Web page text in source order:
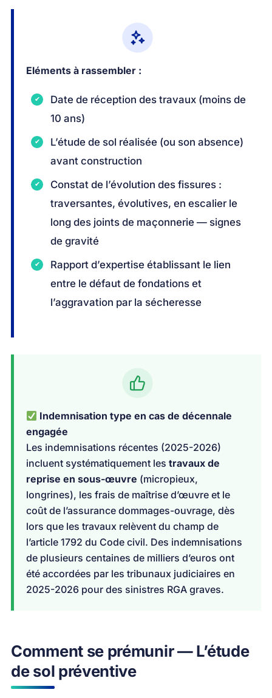
Eléments à rassembler :
Date de réception des travaux (moins de
10 ans)
L’étude de sol réalisée (ou son absence)
avant construction
Constat de l’évolution des fissures :
traversantes, évolutives, en escalier le
long des joints de maçonnerie — signes
de gravité
Rapport d’expertise établissant le lien
entre le défaut de fondations et
l’aggravation par la sécheresse
Indemnisation type en cas de décennale
engagée
Les indemnisations récentes (2025-2026)
incluent systématiquement les travaux de
reprise en sous-œuvre (micropieux,
longrines), les frais de maîtrise d’œuvre et le
coût de l’assurance dommages-ouvrage, dès
lors que les travaux relèvent du champ de
l’article 1792 du Code civil. Des indemnisations
de plusieurs centaines de milliers d’euros ont
été accordées par les tribunaux judiciaires en
2025-2026 pour des sinistres RGA graves.
Comment se prémunir — L’étude
de sol préventive